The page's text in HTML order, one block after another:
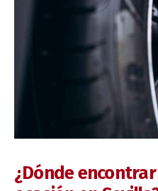
¿Dónde
Montaje Neumáticos en Sevilla
TIENDA ONLINE